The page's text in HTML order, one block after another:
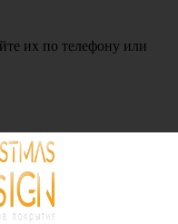
их по телефону или